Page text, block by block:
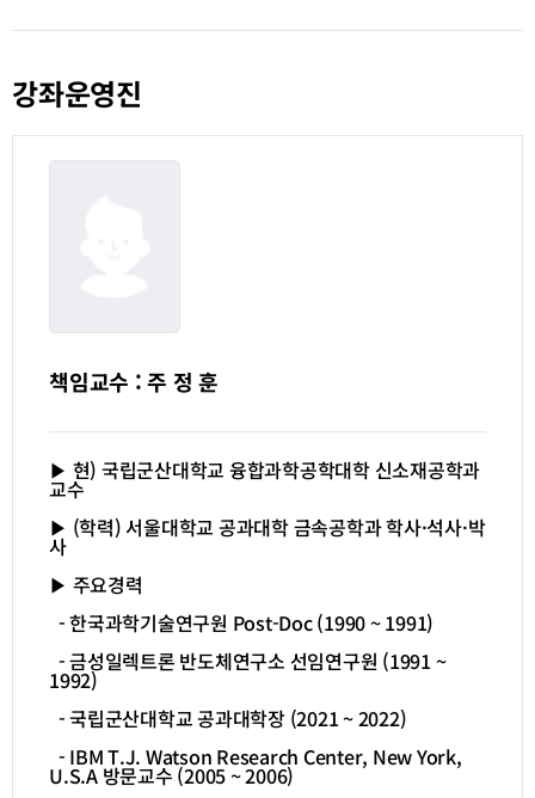
강좌운영진
책임교수 : 주 정 훈
▶ 현) 국립군산대학교 융합과학공학대학 신소재공학과
교수
▶ (학력) 서울대학교 공과대학 금속공학과 학사·석사·박
사
▶ 주요경력
- 한국과학기술연구원 Post-Doc (1990 ~ 1991)
- 금성일렉트론 반도체연구소 선임연구원 (1991 ~
1992)
- 국립군산대학교 공과대학장 (2021 ~ 2022)
- IBM T.J. Watson Research Center, New York,
U.S.A 방문교수 (2005 ~ 2006)